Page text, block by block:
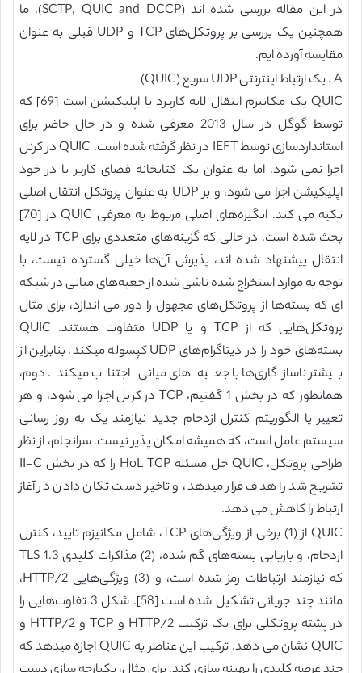
در این مقاله بررسی شده اند (SCTP, QUIC and DCCP). ما
همچنین یک بررسی بر پروتکل‌های TCP و UDP قبلی به عنوان
مقایسه آورده ایم.
A . یک ارتباط اینترنتی UDP سریع (QUIC)
QUIC یک مکانیزم انتقال لایه کاربرد یا اپلیکیشن است [69] که
توسط گوگل در سال 2013 معرفی شده و در حال حاضر برای
استانداردسازی توسط IEFT در نظر گرفته شده است. QUIC در کرنل
اجرا نمی شود، اما به عنوان یک کتابخانه فضای کاربر یا در خود
اپلیکیشن اجرا می شود، و بر UDP به عنوان پروتکل انتقال اصلی
تکیه می کند. انگیزه‌های اصلی مربوط به معرفی QUIC در [70]
بحث شده است. در حالی که گزینه‌های متعددی برای TCP در لایه
انتقال پیشنهاد شده اند، پذیرش آن‌ها خیلی گسترده نیست، با
توجه به موارد استخراج شده ناشی شده از جعبه‌های میانی در شبکه
ای که بسته‌ها از پروتکل‌های مجهول را دور می اندازد، برای مثال
پروتکل‌هایی که از TCP و یا UDP متفاوت هستند. QUIC
بسته‌های خود را در دیتاگرام‌های UDP کپسوله میکند، بنابراین از
بیشتر ناسازگاری‌ها با جعبه‌های میانی اجتناب میکند. دوم،
همانطور که در بخش 1 گفتیم، TCP در کرنل اجرا می شود، و هر
تغییر یا الگوریتم کنترل ازدحام جدید نیازمند یک به روز رسانی
سیستم عامل است، که همیشه امکان پذیر نیست. سرانجام، از نظر
طراحی پروتکل، QUIC حل مسئله HoL TCP را که در بخش II-C
تشریح شد را هدف قرار میدهد، و تاخیر دست تکان دادن در آغاز
ارتباط را کاهش می دهد.
QUIC از (1) برخی از ویژگی‌های TCP، شامل مکانیزم تایید، کنترل
ازدحام، و بازیابی بسته‌های گم شده، (2) مذاکرات کلیدی TLS 1.3
که نیازمند ارتباطات رمز شده است، و (3) ویژگی‌هایی HTTP/2،
مانند چند جریانی تشکیل شده است [58]. شکل 3 تفاوت‌هایی را
در پشته پروتکلی برای یک ترکیب HTTP/2 و TCP و HTTP/2 و
QUIC نشان می دهد. ترکیب این عناصر به QUIC اجازه میدهد که